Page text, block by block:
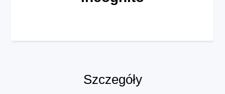
Szczegóły